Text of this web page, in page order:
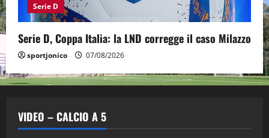
Serie D
Serie D, Coppa Italia: la LND corregge il caso Milazzo
sportjonico 07/08/2026
VIDEO – CALCIO A 5